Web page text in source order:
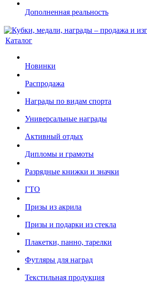
Дополненная реальность
Каталог
Новинки
Распродажа
Награды по видам спорта
Универсальные награды
Активный отдых
Дипломы и грамоты
Разрядные книжки и значки
ГТО
Призы из акрила
Призы и подарки из стекла
Плакетки, панно, тарелки
Футляры для наград
Текстильная продукция